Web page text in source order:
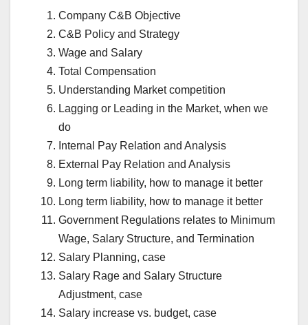
Company C&B Objective
C&B Policy and Strategy
Wage and Salary
Total Compensation
Understanding Market competition
Lagging or Leading in the Market, when we
do
Internal Pay Relation and Analysis
External Pay Relation and Analysis
Long term liability, how to manage it better
Long term liability, how to manage it better
Government Regulations relates to Minimum
Wage, Salary Structure, and Termination
Salary Planning, case
Salary Rage and Salary Structure
Adjustment, case
Salary increase vs. budget, case